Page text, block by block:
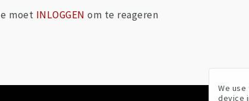
moet INLOGGEN om te reageren
We
device